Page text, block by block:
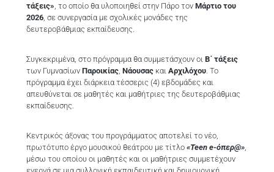
τάξεις», το οποίο θα υλοποιηθεί στην Πάρο τον Μάρτιο του
2026, σε συνεργασία με σχολικές μονάδες της
δευτεροβάθμιας εκπαίδευσης.
Συγκεκριμένα, στο πρόγραμμα θα συμμετάσχουν οι Β΄ τάξεις
των Γυμνασίων Παροικίας, Νάουσας και Αρχιλόχου. Το
πρόγραμμα έχει διάρκεια τέσσερις (4) εβδομάδες και
απευθύνεται σε μαθητές και μαθήτριες της δευτεροβάθμιας
εκπαίδευσης.
Κεντρικός άξονας του προγράμματος αποτελεί το νέο,
πρωτότυπο έργο μουσικού θεάτρου με τίτλο «Teen e-όπερ@»,
μέσω του οποίου οι μαθητές και οι μαθήτριες συμμετέχουν